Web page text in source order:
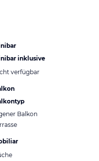
inklusive
verfügbar
Balkon